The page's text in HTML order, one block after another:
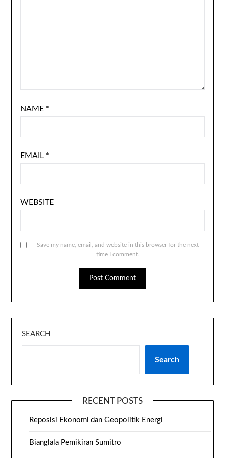
NAME *
EMAIL *
WEBSITE
Save my name, email, and website in this browser for the next
time I comment.
SEARCH
Search
RECENT POSTS
Reposisi Ekonomi dan Geopolitik Energi
Bianglala Pemikiran Sumitro